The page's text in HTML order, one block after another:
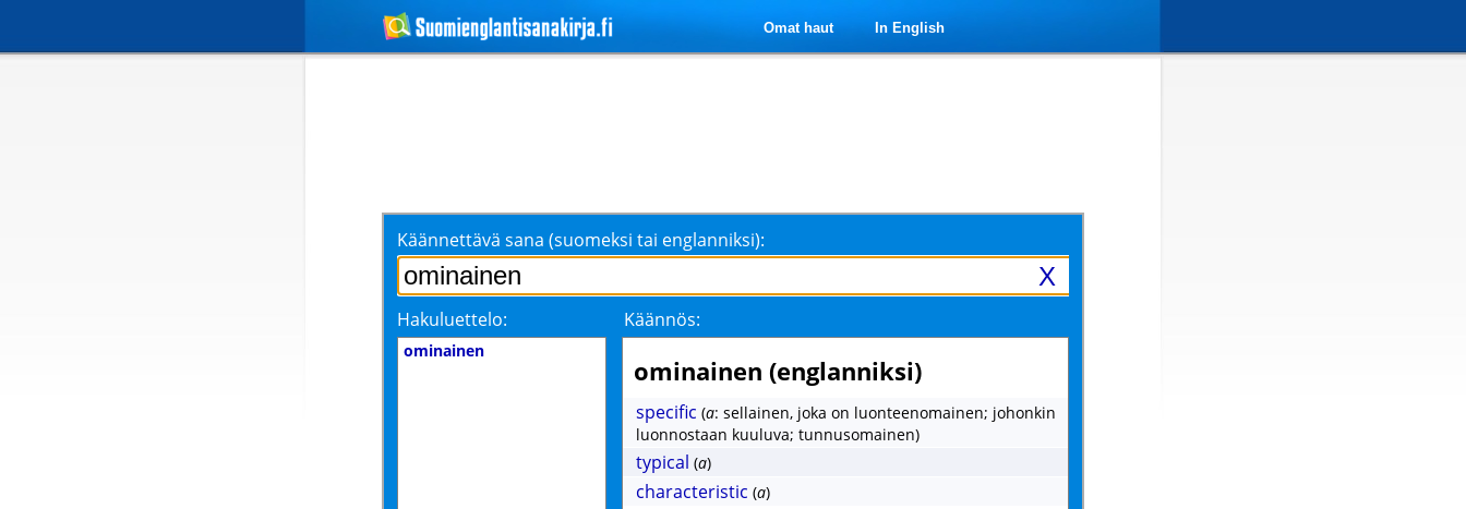
Omat haut In English
Käännettävä sana (suomeksi tai englanniksi):
X
Hakuluettelo: Käännös:
ominainen
ominainen (englanniksi)
specific (a: sellainen, joka on luonteenomainen; johonkin
luonnostaan kuuluva; tunnusomainen)
typical (a)
characteristic (a)